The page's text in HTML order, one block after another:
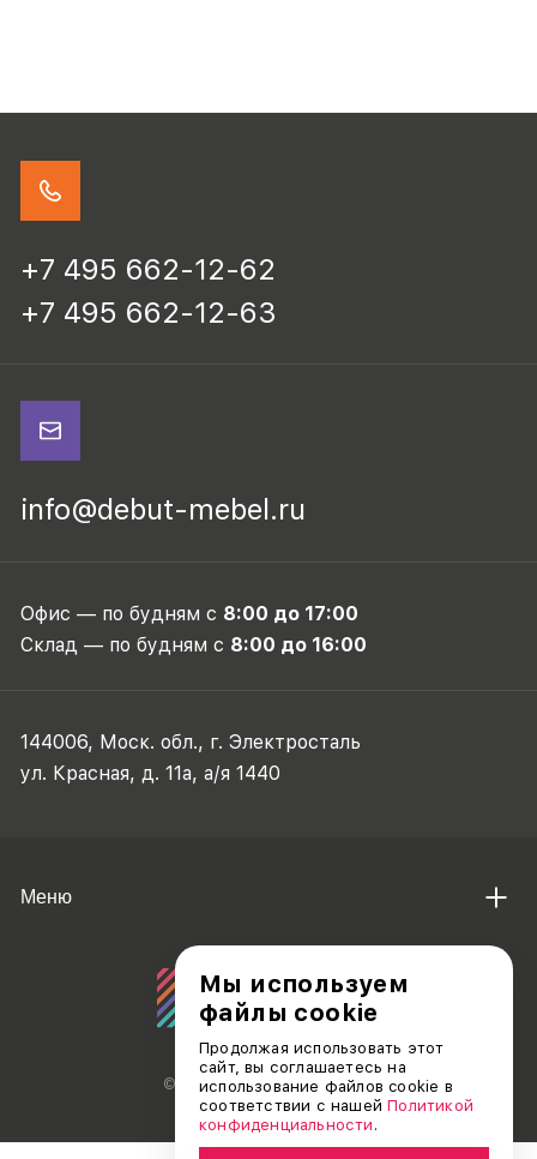
+7 495 662-12-62
+7 495 662-12-63
info@debut-mebel.ru
Офис — по будням с 8:00 до 17:00
Склад — по будням с 8:00 до 16:00
144006, Моск. обл., г. Электросталь
ул. Красная, д. 11а, а/я 1440
© АО «ДЕБЮТ», 2011 — 2026
Меню
Мы используем
файлы cookie
Продолжая использовать этот
сайт, вы соглашаетесь на
использование файлов cookie в
соответствии с нашейПолитикой
конфиденциальности .